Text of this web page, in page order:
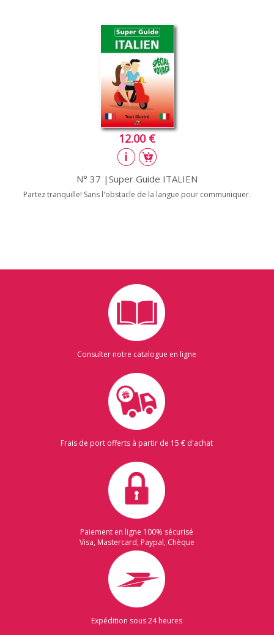
12.00 €
N° 37 |Super Guide ITALIEN
Partez tranquille! Sans l'obstacle de la langue pour communiquer.
Consulter notre catalogue en ligne
Frais de port offerts à partir de 15 € d'achat
Paiement en ligne 100% sécurisé
Visa, Mastercard, Paypal, Chèque
Expédition sous 24 heures